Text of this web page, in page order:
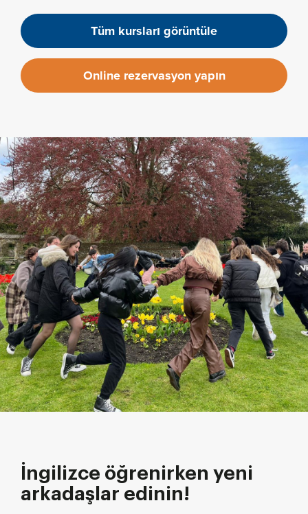
Tüm kursları görüntüle
Online rezervasyon yapın
İngilizce öğrenirken yeni
arkadaşlar edinin!